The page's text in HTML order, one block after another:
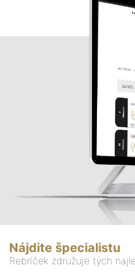
Nájdite špecialistu
Rebríček združuje tých